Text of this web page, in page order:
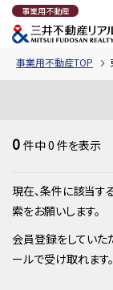
事業用不動産
事業用不動産TOP
0 件中0 件を表示
現在、条件に該当す
索をお願いします。
会員登録をしていた
ールで受け取れます。